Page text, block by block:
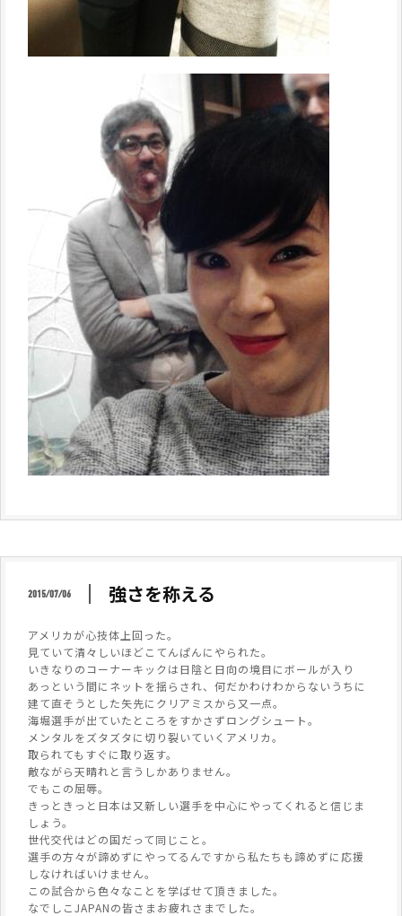
2015/07/06 強さを称える
アメリカが心技体上回った。
見ていて清々しいほどこてんぱんにやられた。
いきなりのコーナーキックは日陰と日向の境目にボールが入り
あっという間にネットを揺らされ、何だかわけわからないうちに
建て直そうとした矢先にクリアミスから又一点。
海堀選手が出ていたところをすかさずロングシュート。
メンタルをズタズタに切り裂いていくアメリカ。
取られてもすぐに取り返す。
敵ながら天晴れと言うしかありません。
でもこの屈辱。
きっときっと日本は又新しい選手を中心にやってくれると信じま
しょう。
世代交代はどの国だって同じこと。
選手の方々が諦めずにやってるんですから私たちも諦めずに応援
しなければいけません。
この試合から色々なことを学ばせて頂きました。
なでしこJAPANの皆さまお疲れさまでした。